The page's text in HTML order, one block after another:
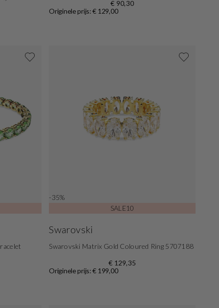
€ 90,30
Originele prijs: € 129,00
-35%
SALE10
Swarovski
Swarovski Matrix Gold Coloured Ring 5707188
€ 129,35
Originele prijs: € 199,00